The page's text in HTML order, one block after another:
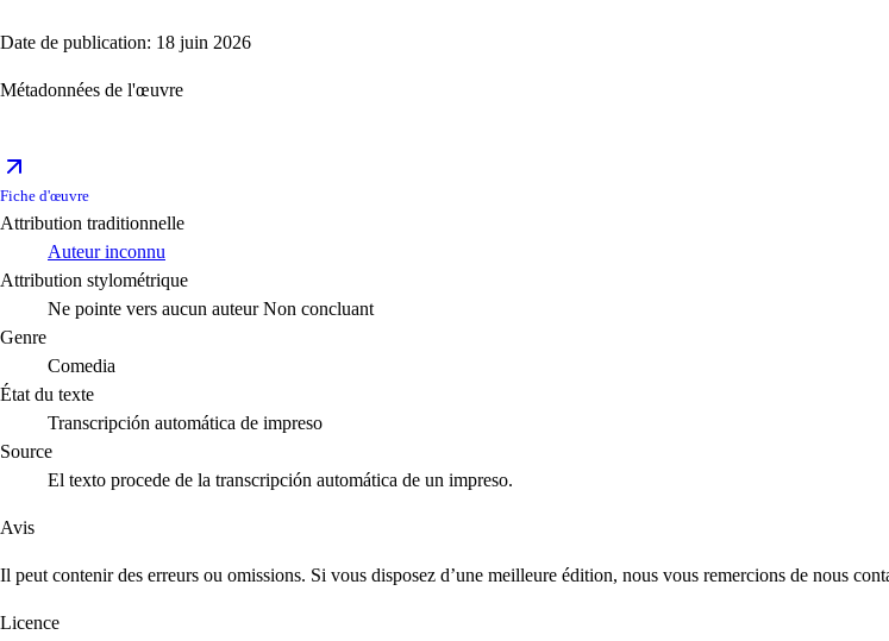
Date de publication: 18 juin 2026
Métadonnées de l'œuvre
Fiche d'œuvre
Attribution traditionnelle
Auteur inconnu
Attribution stylométrique
Ne pointe vers aucun auteur Non concluant
Genre
Comedia
État du texte
Transcripción automática de impreso
Source
El texto procede de la transcripción automática de un impreso.
Avis
Il peut contenir des erreurs ou omissions. Si vous disposez d’une meilleure édition, nous vous remercions de nous
Licence